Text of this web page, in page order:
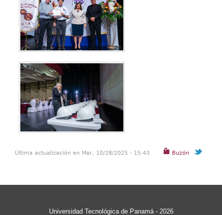
Buzón
Última actualización en Mar, 10/28/2025 - 15:43
Universidad Tecnológica de Panamá - 2026